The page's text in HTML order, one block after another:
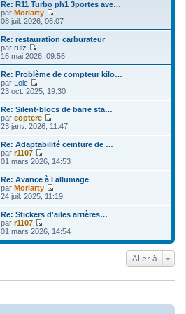
r
l
e
d
e
r
n
e
m
e
s
s
a
g
e
Re: R11 Turbo ph1 3portes ave…
par Moriarty
V
o
i
r
l
e
d
e
r
n
e
m
e
s
a
g
e
08 juil. 2026, 06:07
Re: restauration carburateur
par ruiz
V
o
i
r
l
e
d
e
r
n
e
r
m
e
s
s
a
g
e
16 mai 2026, 09:56
Re: Problème de compteur kilo…
par Loic
V
o
r
l
e
e
r
n
e
r
m
e
s
s
a
g
23 oct. 2025, 19:30
Re: Silent-blocs de barre sta…
par coptere
V
o
i
r
l
e
d
e
r
n
e
m
e
23 janv. 2026, 11:47
Re: Adaptabilité ceinture de …
par r1107
V
o
r
e
e
r
n
i
a
01 mars 2026, 14:53
Re: Avance à l allumage
par Moriarty
V
o
i
r
l
e
d
i
m
24 juil. 2025, 11:19
Re: Stickers d'ailes arrières…
par r1107
V
o
i
d
n
01 mars 2026, 14:54
Aller à